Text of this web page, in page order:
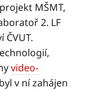
MŠMT,
2. LF
video-
v ní zahájen